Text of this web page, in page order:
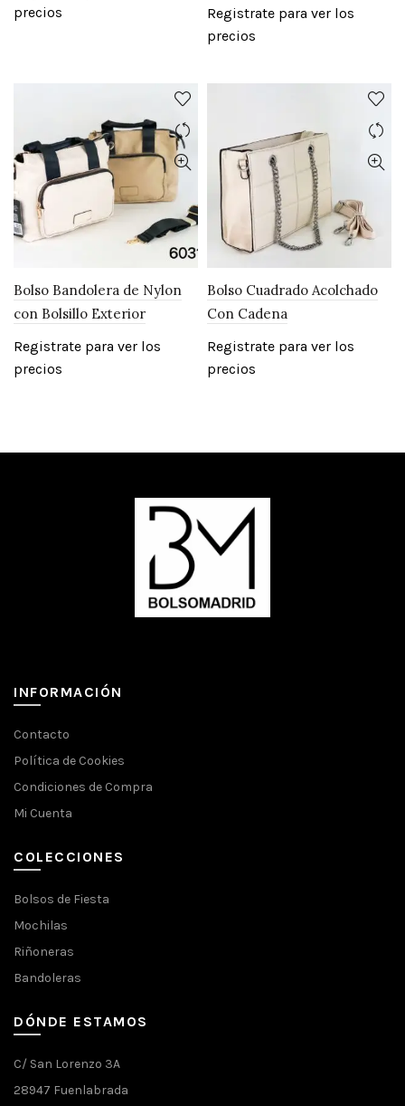
precios
Registrate para ver los
precios
Bolso Bandolera de Nylon
con Bolsillo Exterior
Registrate para ver los
precios
Bolso Cuadrado Acolchado
Con Cadena
Registrate para ver los
precios
INFORMACIÓN
Contacto
Política de Cookies
Condiciones de Compra
Mi Cuenta
COLECCIONES
Bolsos de Fiesta
Mochilas
Riñoneras
Bandoleras
DÓNDE ESTAMOS
C/ San Lorenzo 3A
28947 Fuenlabrada